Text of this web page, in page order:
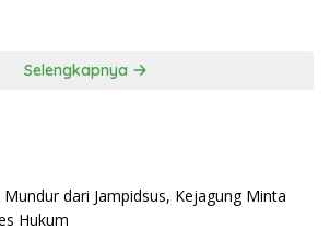
Selengkapnya